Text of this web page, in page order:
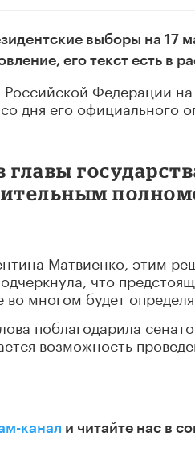
выборы на 17
его текст есть в
Федерации
дня его официального
Матвиенко, этим
что
многом будет
поблагодарила
возможность
канал и читайте нас в